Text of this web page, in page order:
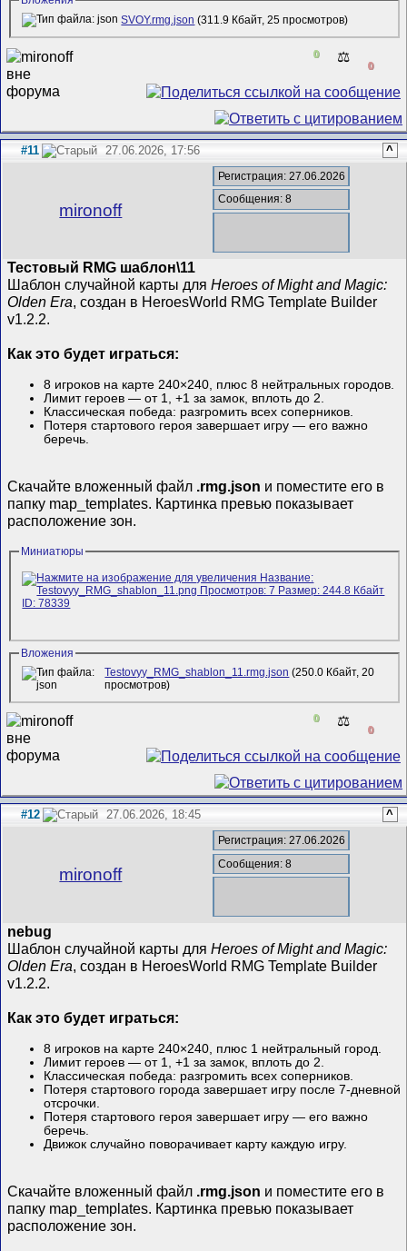
SVOY.rmg.json (311.9 Кбайт, 25 просмотров)
0 ⚖️
0
#11 27.06.2026, 17:56 ^
mironoff
Регистрация: 27.06.2026
Сообщения: 8
Тестовый RMG шаблон\11
Шаблон случайной карты дляHeroes of Might and Magic:
Olden Era, создан в HeroesWorld RMG Template Builder
v1.2.2.
Как это будет играться:
8 игроков на карте 240×240, плюс 8 нейтральных городов.
Лимит героев — от 1, +1 за замок, вплоть до 2.
Классическая победа: разгромить всех соперников.
Потеря стартового героя завершает игру — его важно
беречь.
Скачайте вложенный файл .rmg.json и поместите его в
папку map_templates. Картинка превью показывает
расположение зон.
Миниатюры
Вложения
Testovyy_RMG_shablon_11.rmg.json (250.0 Кбайт, 20
просмотров)
0 ⚖️
0
#12 27.06.2026, 18:45 ^
mironoff
Регистрация: 27.06.2026
Сообщения: 8
nebug
Шаблон случайной карты дляHeroes of Might and Magic:
Olden Era, создан в HeroesWorld RMG Template Builder
v1.2.2.
Как это будет играться:
8 игроков на карте 240×240, плюс 1 нейтральный город.
Лимит героев — от 1, +1 за замок, вплоть до 2.
Классическая победа: разгромить всех соперников.
Потеря стартового города завершает игру после 7-дневной
отсрочки.
Потеря стартового героя завершает игру — его важно
беречь.
Движок случайно поворачивает карту каждую игру.
Скачайте вложенный файл .rmg.json и поместите его в
папку map_templates. Картинка превью показывает
расположение зон.